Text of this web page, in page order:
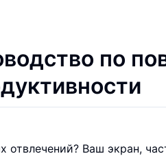
по
отвлечений? Ваш экран,